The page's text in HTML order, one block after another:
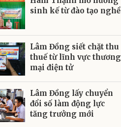
sinh kế từ đào tạo nghề
Lâm Đồng siết chặt thu
thuế từ lĩnh vực thương
mại điện tử
Lâm Đồng lấy chuyển
đổi số làm động lực
tăng trưởng mới